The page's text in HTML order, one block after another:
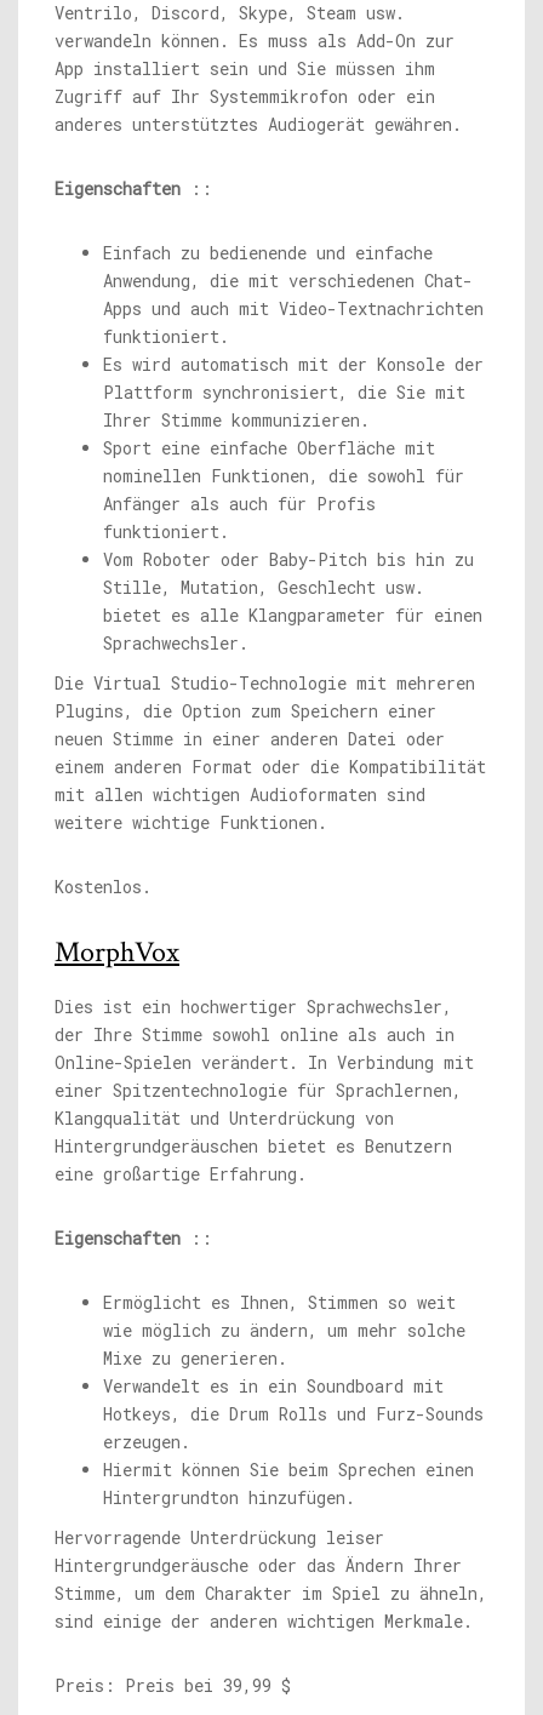
Ventrilo, Discord, Skype, Steam usw.
verwandeln können. Es muss als Add-On zur
App installiert sein und Sie müssen ihm
Zugriff auf Ihr Systemmikrofon oder ein
anderes unterstütztes Audiogerät gewähren.
Eigenschaften ::
Einfach zu bedienende und einfache
Anwendung, die mit verschiedenen Chat-
Apps und auch mit Video-Textnachrichten
funktioniert.
Es wird automatisch mit der Konsole der
Plattform synchronisiert, die Sie mit
Ihrer Stimme kommunizieren.
Sport eine einfache Oberfläche mit
nominellen Funktionen, die sowohl für
Anfänger als auch für Profis
funktioniert.
Vom Roboter oder Baby-Pitch bis hin zu
Stille, Mutation, Geschlecht usw.
bietet es alle Klangparameter für einen
Sprachwechsler.
Die Virtual Studio-Technologie mit mehreren
Plugins, die Option zum Speichern einer
neuen Stimme in einer anderen Datei oder
einem anderen Format oder die Kompatibilität
mit allen wichtigen Audioformaten sind
weitere wichtige Funktionen.
Kostenlos.
MorphVox
Dies ist ein hochwertiger Sprachwechsler,
der Ihre Stimme sowohl online als auch in
Online-Spielen verändert. In Verbindung mit
einer Spitzentechnologie für Sprachlernen,
Klangqualität und Unterdrückung von
Hintergrundgeräuschen bietet es Benutzern
eine großartige Erfahrung.
Eigenschaften ::
Ermöglicht es Ihnen, Stimmen so weit
wie möglich zu ändern, um mehr solche
Mixe zu generieren.
Verwandelt es in ein Soundboard mit
Hotkeys, die Drum Rolls und Furz-Sounds
erzeugen.
Hiermit können Sie beim Sprechen einen
Hintergrundton hinzufügen.
Hervorragende Unterdrückung leiser
Hintergrundgeräusche oder das Ändern Ihrer
Stimme, um dem Charakter im Spiel zu ähneln,
sind einige der anderen wichtigen Merkmale.
Preis: Preis bei 39,99 $